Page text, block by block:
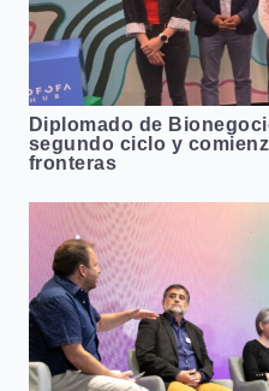
Diplomado de
segundo ciclo y
fronteras